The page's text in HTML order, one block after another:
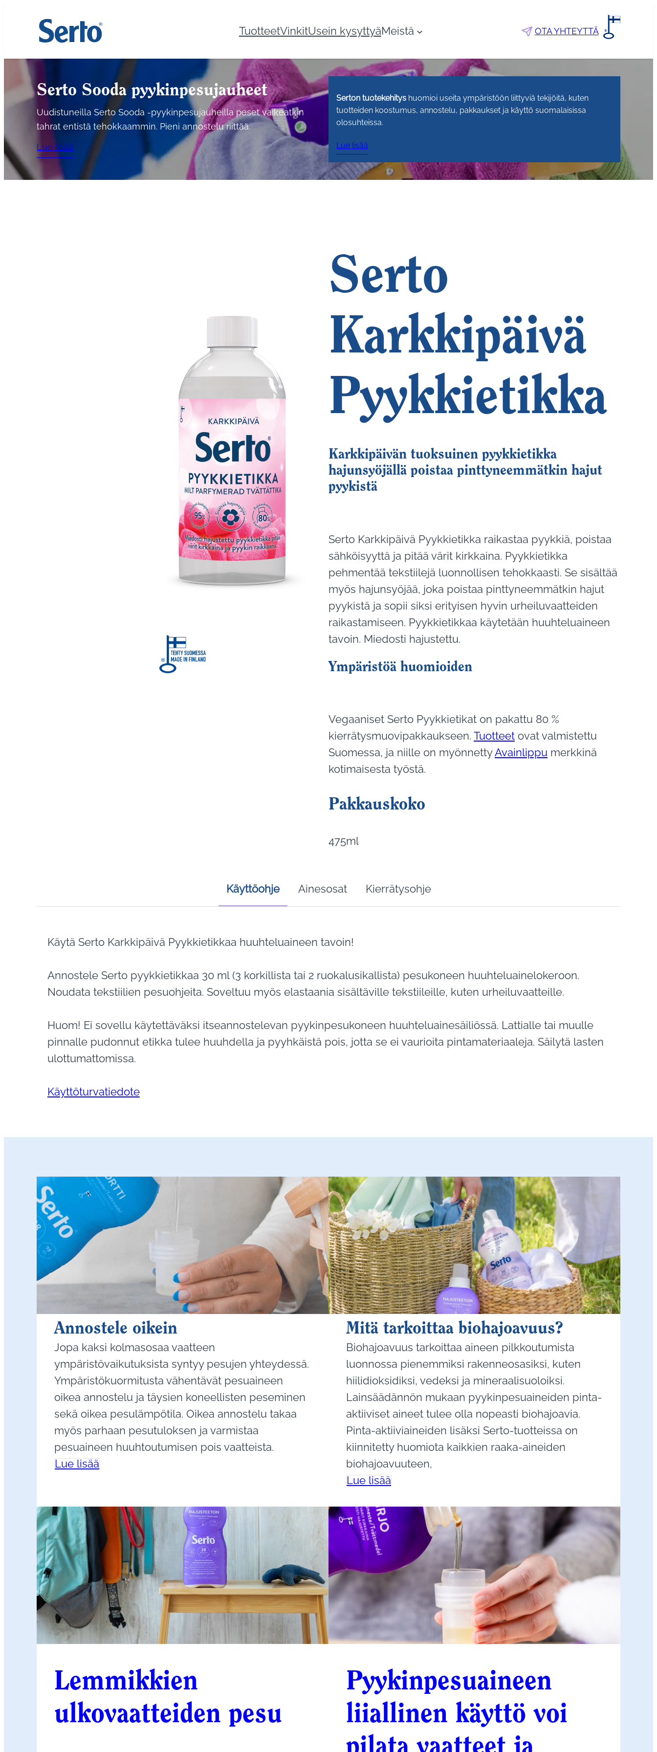
sisältöön
TuotteetVinkitUsein kysyttyäMeistä OTA YHTEYTTÄ
Serto Sooda pyykinpesujauheet
Uudistuneilla Serto Sooda -pyykinpesujauheilla peset vaikeatkin
tahrat entistä tehokkaammin. Pieni annostelu riittää.
Lue lisää
Serton tuotekehitys huomioi useita ympäristöön liittyviä tekijöitä, kuten
tuotteiden koostumus, annostelu, pakkaukset ja käyttö suomalaisissa
olosuhteissa.
Lue lisää
Serto
Karkkipäivä
Pyykkietikka
Karkkipäivän tuoksuinen pyykkietikka
hajunsyöjällä poistaa pinttyneemmätkin hajut
pyykistä
Serto Karkkipäivä Pyykkietikka raikastaa pyykkiä, poistaa
sähköisyyttä ja pitää värit kirkkaina. Pyykkietikka
pehmentää tekstiilejä luonnollisen tehokkaasti. Se sisältää
myös hajunsyöjää, joka poistaa pinttyneemmätkin hajut
pyykistä ja sopii siksi erityisen hyvin urheiluvaatteiden
raikastamiseen. Pyykkietikkaa käytetään huuhteluaineen
tavoin. Miedosti hajustettu.
Ympäristöä huomioiden
Vegaaniset Serto Pyykkietikat on pakattu 80 %
kierrätysmuovipakkaukseen. Tuotteet ovat valmistettu
Suomessa, ja niille on myönnettyAvainlippu merkkinä
kotimaisesta työstä.
Pakkauskoko
475ml
Käyttöohje Ainesosat Kierrätysohje
Käytä Serto Karkkipäivä Pyykkietikkaa huuhteluaineen tavoin!
Annostele Serto pyykkietikkaa 30 ml (3 korkillista tai 2 ruokalusikallista) pesukoneen huuhteluainelokeroon.
Noudata tekstiilien pesuohjeita. Soveltuu myös elastaania sisältäville tekstiileille, kuten urheiluvaatteille.
Huom! Ei sovellu käytettäväksi itseannostelevan pyykinpesukoneen huuhteluainesäiliössä. Lattialle tai muulle
pinnalle pudonnut etikka tulee huuhdella ja pyyhkäistä pois, jotta se ei vaurioita pintamateriaaleja. Säilytä lasten
ulottumattomissa.
Käyttöturvatiedote
Annostele oikein
Jopa kaksi kolmasosaa vaatteen
ympäristövaikutuksista syntyy pesujen yhteydessä.
Ympäristökuormitusta vähentävät pesuaineen
oikea annostelu ja täysien koneellisten peseminen
sekä oikea pesulämpötila. Oikea annostelu takaa
myös parhaan pesutuloksen ja varmistaa
pesuaineen huuhtoutumisen pois vaatteista.
Lue lisää
Mitä tarkoittaa biohajoavuus?
Biohajoavuus tarkoittaa aineen pilkkoutumista
luonnossa pienemmiksi rakenneosasiksi, kuten
hiilidioksidiksi, vedeksi ja mineraalisuoloiksi.
Lainsäädännön mukaan pyykinpesuaineiden pinta-
aktiiviset aineet tulee olla nopeasti biohajoavia.
Pinta-aktiiviaineiden lisäksi Serto-tuotteissa on
kiinnitetty huomiota kaikkien raaka-aineiden
biohajoavuuteen,
Lue lisää
Lemmikkien
ulkovaatteiden pesu
Pyykinpesuaineen
liiallinen käyttö voi